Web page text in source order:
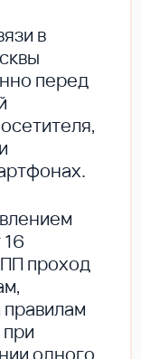
в
перед
проход
одного